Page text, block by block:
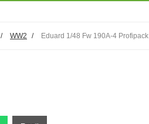
/ WW2 /
Eduard 1/48 Fw 190A-4 Profipack